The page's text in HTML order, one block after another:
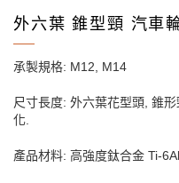
外六葉 錐型頸 汽車
承製規格: M12, M14
尺寸長度: 外六葉花型頭, 錐
化.
產品材料: 高強度鈦合金 Ti-